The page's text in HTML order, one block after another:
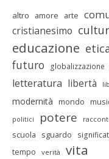
altro amore arte
cristianesimo
educazione
futuro globalizzazione
letteratura libertà
modernità mondo
politici potere
scuola sguardo
tempo verità vita